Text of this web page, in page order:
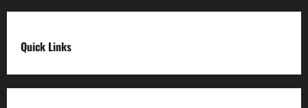
Quick Links